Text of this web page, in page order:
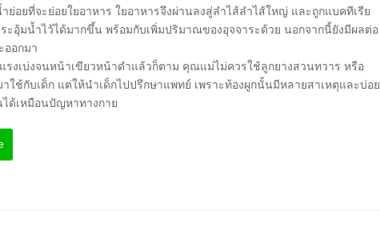
อยที่จะย่อยใยอาหาร ใยอาหารจึงผ่านลงสู่ลำไส้ลำไส้ใหญ่ และถูกแบคทีเรีย
ะอุ้มน้ำไว้ได้มากขึ้น พร้อมกับเพิ่มปริมาณของอุจจาระด้วย นอกจากนี้ยังมีผลต่อ
ออกมา
รงเบ่งจนหน้าเขียวหน้าดำแล้วก็ตาม คุณแม่ไม่ควรใช้ลูกยางสวนทวาร หรือ
ช้กับเด็ก แต่ให้นำเด็กไปปรึกษาแพทย์ เพราะท้องผูกนั้นมีหลายสาเหตุและบ่อย
ได้เหมือนปัญหาทางกาย